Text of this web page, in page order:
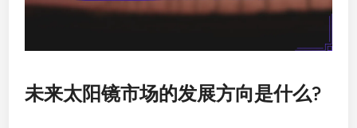
未来太阳镜市场的发展方向是什么?